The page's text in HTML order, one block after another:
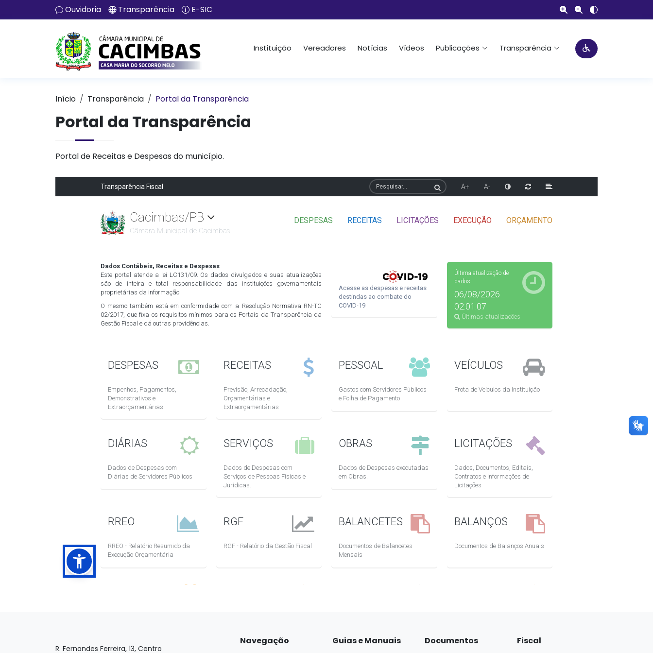
Ouvidoria Transparência E-SIC
Instituição Vereadores Notícias Vídeos Publicações Transparência
Início Transparência Portal da Transparência
Portal da Transparência
Portal de Receitas e Despesas do município.
R. Fernandes Ferreira, 13, Centro
Navegação Guias e Manuais Documentos Fiscal